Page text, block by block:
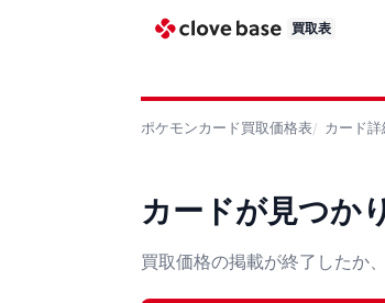
買取表
ポケモンカード買取価格表 カード詳
カードが見つか
買取価格の掲載が終了したか